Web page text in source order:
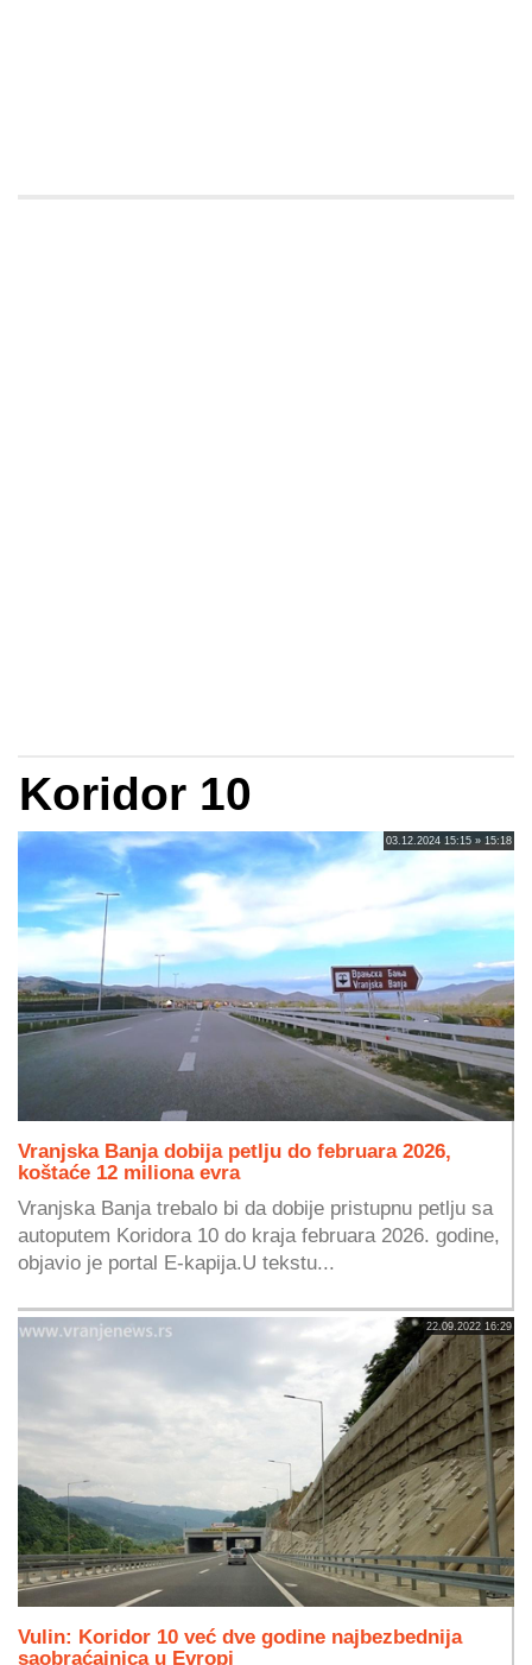
Koridor 10
03.12.2024 15:15 » 15:18
Vranjska Banja dobija petlju do februara 2026,
koštaće 12 miliona evra
Vranjska Banja trebalo bi da dobije pristupnu petlju sa
autoputem Koridora 10 do kraja februara 2026. godine,
objavio je portal E-kapija.U tekstu...
22.09.2022 16:29
Vulin: Koridor 10 već dve godine najbezbednija
saobraćajnica u Evropi